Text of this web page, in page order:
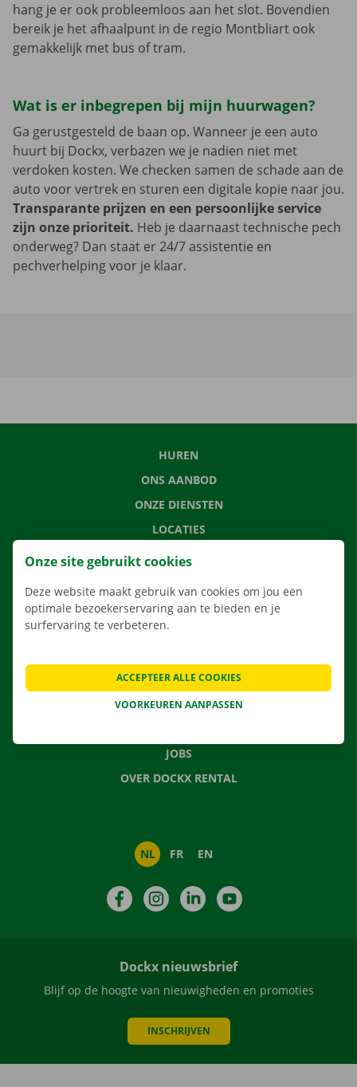
hang je er ook probleemloos aan het slot. Bovendien
bereik je het afhaalpunt in de regio Montbliart ook
gemakkelijk met bus of tram.
Wat is er inbegrepen bij mijn huurwagen?
Ga gerustgesteld de baan op. Wanneer je een auto
huurt bij Dockx, verbazen we je nadien niet met
verdoken kosten. We checken samen de schade aan de
auto voor vertrek en sturen een digitale kopie naar jou.
Transparante prijzen en een persoonlijke service
zijn onze prioriteit. Heb je daarnaast technische pech
onderweg? Dan staat er 24/7 assistentie en
pechverhelping voor je klaar.
HUREN
ONS AANBOD
ONZE DIENSTEN
LOCATIES
APP
VEELGESTELDE VRAGEN
NIEUWS
JOBS
OVER DOCKX RENTAL
NL FR EN
FacebookInstagramLinkedIn
Dockx nieuwsbrief
Blijf op de hoogte van nieuwigheden en promoties
INSCHRIJVEN
Onze site gebruikt cookies
Deze website maakt gebruik van cookies om jou een
optimale bezoekerservaring aan te bieden en je
surfervaring te verbeteren.
VOORKEUREN AANPASSEN
ACCEPTEER ALLE COOKIES